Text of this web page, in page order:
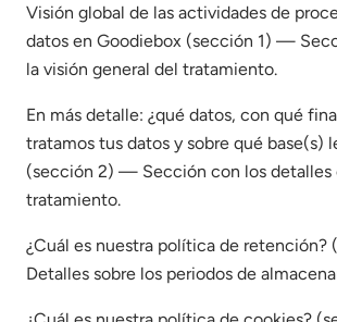
Visión global de las actividades de
datos en Goodiebox (sección 1) —
la visión general del tratamiento.
En más detalle: ¿qué datos, con qué
tratamos tus datos y sobre qué base(s)
(sección 2) — Sección con los detalles
tratamiento.
¿Cuál es nuestra política de
Detalles sobre los periodos de